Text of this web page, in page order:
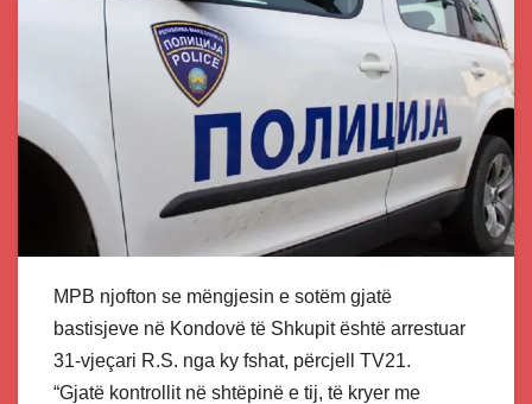
MPB njofton se mëngjesin e sotëm gjatë
bastisjeve në Kondovë të Shkupit është arrestuar
31-vjeçari R.S. nga ky fshat, përcjell TV21.
“Gjatë kontrollit në shtëpinë e tij, të kryer me